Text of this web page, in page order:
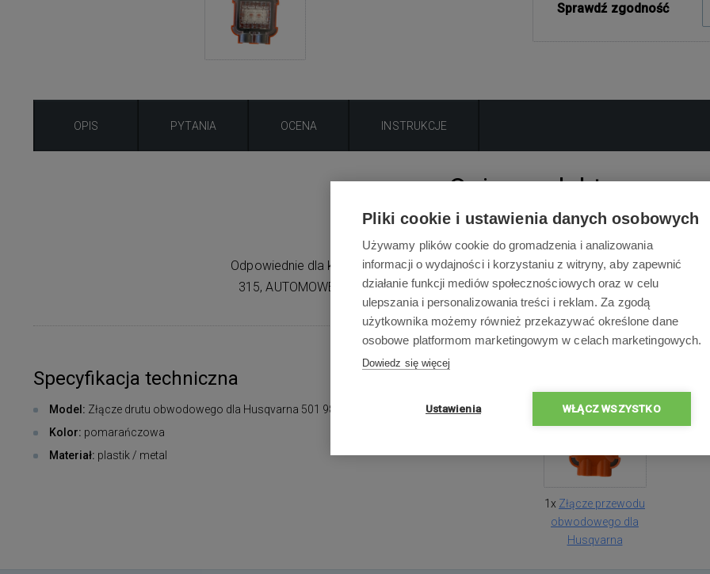
Sprawdź zgodność
OPIS PYTANIA OCENA INSTRUKCJE
Opis produktu
Złącze drutu obwodowego do kosiarki automatycznej Husqvarna.
Odpowiednie dla kosiarek automatycznych: Husqvarna AUTOMOWER 105,
315, AUTOMOWER 315X, AUTOMOWER 420, AUTOMOWER 430X, AUTOMOWER
Specyfikacja techniczna
Model: Złącze drutu obwodowego dla Husqvarna 501 98 02-01
Kolor: pomarańczowa
Materiał: plastik / metal
Zawartość
1x Złącze przewodu
obwodowego dla
Husqvarna
Pliki cookie i ustawienia danych osobowych
Używamy plików cookie do gromadzenia i analizowania
informacji o wydajności i korzystaniu z witryny, aby zapewnić
działanie funkcji mediów społecznościowych oraz w celu
ulepszania i personalizowania treści i reklam. Za zgodą
użytkownika możemy również przekazywać określone dane
osobowe platformom marketingowym w celach marketingowych.
Dowiedz się więcej
Ustawienia WŁĄCZ WSZYSTKO